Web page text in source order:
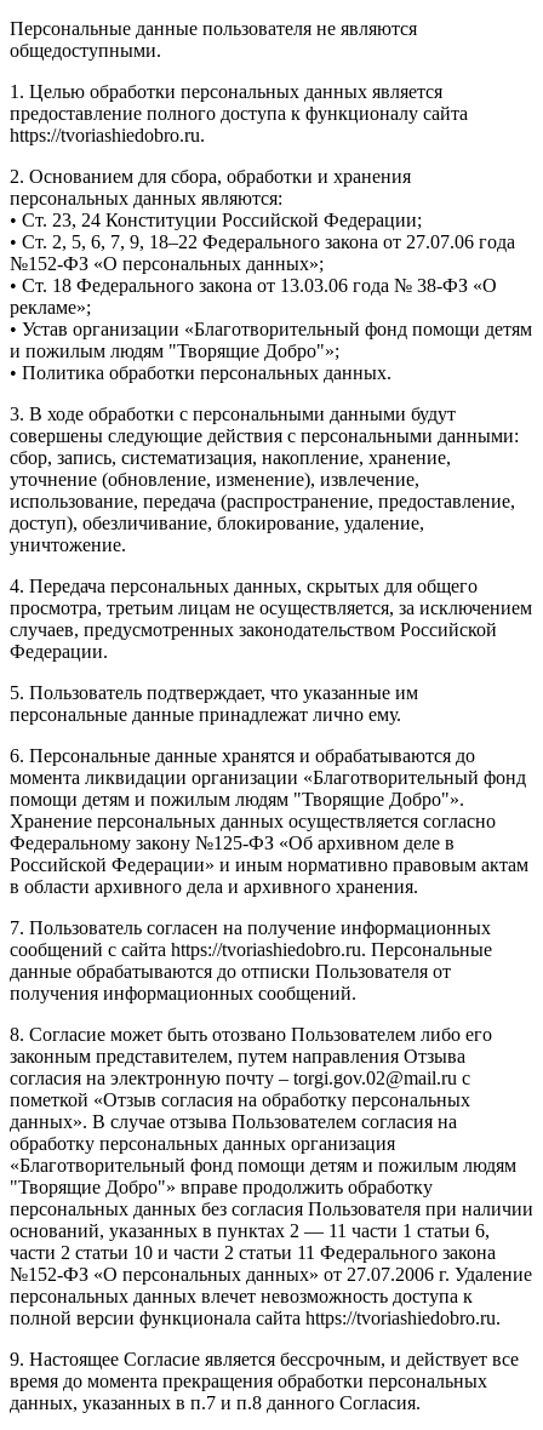
Персональные данные пользователя не являются
общедоступными.
1. Целью обработки персональных данных является
предоставление полного доступа к функционалу сайта
https://tvoriashiedobro.ru.
2. Основанием для сбора, обработки и хранения
персональных данных являются:
• Ст. 23, 24 Конституции Российской Федерации;
• Ст. 2, 5, 6, 7, 9, 18–22 Федерального закона от 27.07.06 года
№152-ФЗ «О персональных данных»;
• Ст. 18 Федерального закона от 13.03.06 года № 38-ФЗ «О
рекламе»;
• Устав организации «Благотворительный фонд помощи детям
и пожилым людям "Творящие Добро"»;
• Политика обработки персональных данных.
3. В ходе обработки с персональными данными будут
совершены следующие действия с персональными данными:
сбор, запись, систематизация, накопление, хранение,
уточнение (обновление, изменение), извлечение,
использование, передача (распространение, предоставление,
доступ), обезличивание, блокирование, удаление,
уничтожение.
4. Передача персональных данных, скрытых для общего
просмотра, третьим лицам не осуществляется, за исключением
случаев, предусмотренных законодательством Российской
Федерации.
5. Пользователь подтверждает, что указанные им
персональные данные принадлежат лично ему.
6. Персональные данные хранятся и обрабатываются до
момента ликвидации организации «Благотворительный фонд
помощи детям и пожилым людям "Творящие Добро"».
Хранение персональных данных осуществляется согласно
Федеральному закону №125-ФЗ «Об архивном деле в
Российской Федерации» и иным нормативно правовым актам
в области архивного дела и архивного хранения.
7. Пользователь согласен на получение информационных
сообщений с сайта https://tvoriashiedobro.ru. Персональные
данные обрабатываются до отписки Пользователя от
получения информационных сообщений.
8. Согласие может быть отозвано Пользователем либо его
законным представителем, путем направления Отзыва
согласия на электронную почту – torgi.gov.02@mail.ru с
пометкой «Отзыв согласия на обработку персональных
данных». В случае отзыва Пользователем согласия на
обработку персональных данных организация
«Благотворительный фонд помощи детям и пожилым людям
"Творящие Добро"» вправе продолжить обработку
персональных данных без согласия Пользователя при наличии
оснований, указанных в пунктах 2 — 11 части 1 статьи 6,
части 2 статьи 10 и части 2 статьи 11 Федерального закона
№152-ФЗ «О персональных данных» от 27.07.2006 г. Удаление
персональных данных влечет невозможность доступа к
полной версии функционала сайта https://tvoriashiedobro.ru.
9. Настоящее Согласие является бессрочным, и действует все
время до момента прекращения обработки персональных
данных, указанных в п.7 и п.8 данного Согласия.